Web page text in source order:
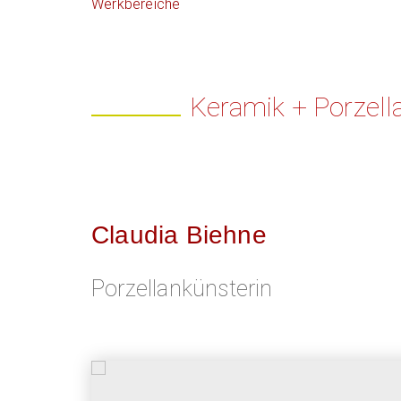
Werkbereiche
Keramik +
Claudia Biehne
Porzellankünsterin